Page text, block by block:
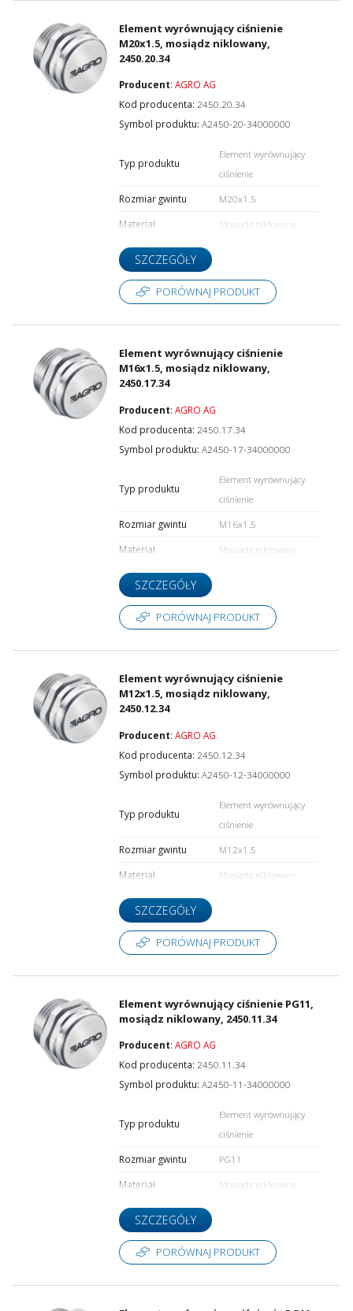
Element wyrównujący ciśnienie
M20x1.5, mosiądz niklowany,
2450.20.34
Producent:AGRO AG
Kod producenta:2450.20.34
Symbol produktu:A2450-20-34000000
Typ produktu
Element wyrównujący
ciśnienie
Rozmiar gwintu
M20x1.5
Materiał
Mosiądz niklowany
SZCZEGÓŁY
PORÓWNAJ PRODUKT
Element wyrównujący ciśnienie
M16x1.5, mosiądz niklowany,
2450.17.34
Producent:AGRO AG
Kod producenta: 2450.17.34
Symbol produktu:A2450-17-34000000
Typ produktu
Element wyrównujący
ciśnienie
Rozmiar gwintu
M16x1.5
Materiał
Mosiądz niklowany
SZCZEGÓŁY
PORÓWNAJ PRODUKT
Element wyrównujący ciśnienie
M12x1.5, mosiądz niklowany,
2450.12.34
Producent:AGRO AG
Kod producenta: 2450.12.34
Symbol produktu:A2450-12-34000000
Typ produktu
Element wyrównujący
ciśnienie
Rozmiar gwintu
M12x1.5
Materiał
Mosiądz niklowany
SZCZEGÓŁY
PORÓWNAJ PRODUKT
Element wyrównujący ciśnienie PG11,
mosiądz niklowany, 2450.11.34
Producent:AGRO AG
Kod producenta:2450.11.34
Symbol produktu:A2450-11-34000000
Typ produktu
Element wyrównujący
ciśnienie
Rozmiar gwintu
PG11
Materiał
Mosiądz niklowany
SZCZEGÓŁY
PORÓWNAJ PRODUKT